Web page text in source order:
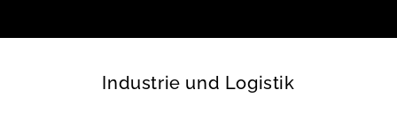
Industrie und Logistik